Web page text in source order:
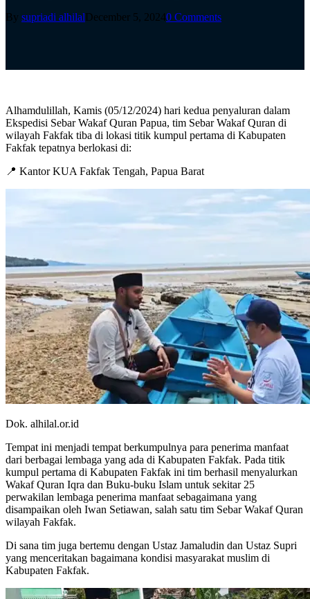
By supriadi alhilalDecember 5, 20240 Comments
Alhamdulillah, Kamis (05/12/2024) hari kedua penyaluran dalam
Ekspedisi Sebar Wakaf Quran Papua, tim Sebar Wakaf Quran di
wilayah Fakfak tiba di lokasi titik kumpul pertama di Kabupaten
Fakfak tepatnya berlokasi di:
📍 Kantor KUA Fakfak Tengah, Papua Barat
Dok. alhilal.or.id
Tempat ini menjadi tempat berkumpulnya para penerima manfaat
dari berbagai lembaga yang ada di Kabupaten Fakfak. Pada titik
kumpul pertama di Kabupaten Fakfak ini tim berhasil menyalurkan
Wakaf Quran Iqra dan Buku-buku Islam untuk sekitar 25
perwakilan lembaga penerima manfaat sebagaimana yang
disampaikan oleh Iwan Setiawan, salah satu tim Sebar Wakaf Quran
wilayah Fakfak.
Di sana tim juga bertemu dengan Ustaz Jamaludin dan Ustaz Supri
yang menceritakan bagaimana kondisi masyarakat muslim di
Kabupaten Fakfak.